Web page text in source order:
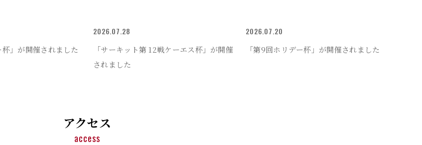
杯」が開催されました
2026.07.28
「サーキット第 12戦ケーエス杯」が開催
されました
2026.07.20
「第9回ホリデー杯」が開催されました
アクセス
access